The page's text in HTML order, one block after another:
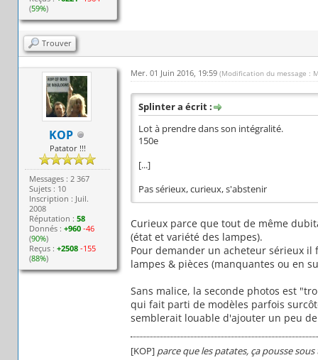
(59%)
Trouver
KOP
Patator !!!
Messages : 2 367
Sujets : 10
Inscription : Juil.
2008
Réputation :58
Donnés :+960 -46
(90%)
Reçus :+2508 -155
(88%)
Mer. 01 Juin 2016, 19:59 (Modification du message :
Splinter a écrit :
Lot à prendre dans son intégralité.
150e
[...]
Pas sérieux, curieux, s'abstenir
Curieux parce que tout de même
(état et variété des lampes).
Pour demander un acheteur sérieux
lampes & pièces (manquantes ou en
Sans malice, la seconde photos est
qui fait parti de modèles parfois
semblerait louable d'ajouter un peu
[KOP]parce que les patates, ça pousse sous